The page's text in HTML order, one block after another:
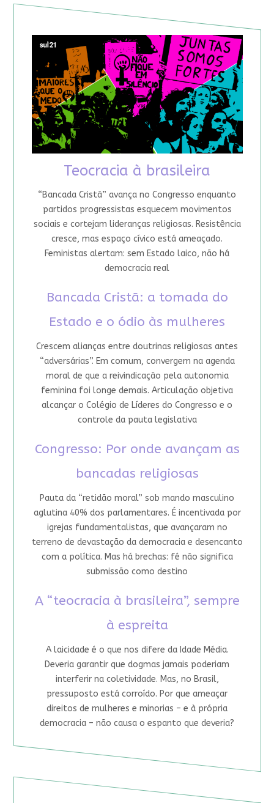
Teocracia à brasileira
“Bancada Cristã” avança no Congresso enquanto
partidos progressistas esquecem movimentos
sociais e cortejam lideranças religiosas. Resistência
cresce, mas espaço cívico está ameaçado.
Feministas alertam: sem Estado laico, não há
democracia real
Bancada Cristã: a tomada do
Estado e o ódio às mulheres
Crescem alianças entre doutrinas religiosas antes
“adversárias”. Em comum, convergem na agenda
moral de que a reivindicação pela autonomia
feminina foi longe demais. Articulação objetiva
alcançar o Colégio de Líderes do Congresso e o
controle da pauta legislativa
Congresso: Por onde avançam as
bancadas religiosas
Pauta da “retidão moral” sob mando masculino
aglutina 40% dos parlamentares. É incentivada por
igrejas fundamentalistas, que avançaram no
terreno de devastação da democracia e desencanto
com a política. Mas há brechas: fé não significa
submissão como destino
A “teocracia à brasileira”, sempre
à espreita
A laicidade é o que nos difere da Idade Média.
Deveria garantir que dogmas jamais poderiam
interferir na coletividade. Mas, no Brasil,
pressuposto está corroído. Por que ameaçar
direitos de mulheres e minorias – e à própria
democracia – não causa o espanto que deveria?